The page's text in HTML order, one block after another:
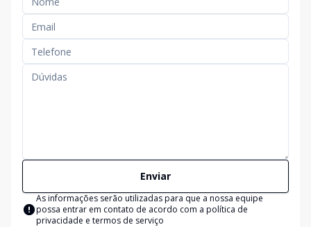
Enviar
As informações serão utilizadas para que a nossa equipe
possa entrar em contato de acordo com a política de
privacidade e termos de serviço